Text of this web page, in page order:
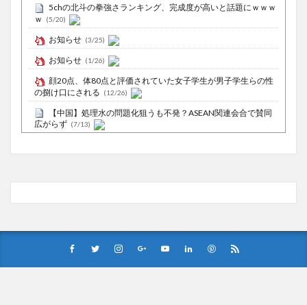
5chの北斗の拳強さランキング、完成度が高いと話題にｗｗｗ
ｗ
(5/20)
お知らせ (3/25)
お知らせ (1/26)
顔20点、体80点と評価されていた女子学生が男子学生らの性
の捌け口にされる (12/26)
【中国】処理水の問題化狙うも不発？ASEAN関連会合で賛同
広がらず (7/13)